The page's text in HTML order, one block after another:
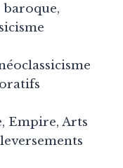
baroque,
Empire, Arts